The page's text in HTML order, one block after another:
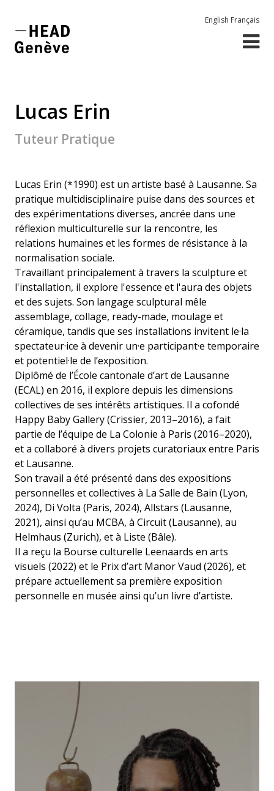
English Français
Lucas Erin
Tuteur Pratique
Lucas Erin (*1990) est un artiste basé à Lausanne. Sa
pratique multidisciplinaire puise dans des sources et
des expérimentations diverses, ancrée dans une
réflexion multiculturelle sur la rencontre, les
relations humaines et les formes de résistance à la
normalisation sociale.
Travaillant principalement à travers la sculpture et
l'installation, il explore l'essence et l'aura des objets
et des sujets. Son langage sculptural mêle
assemblage, collage, ready-made, moulage et
céramique, tandis que ses installations invitent le·la
spectateur·ice à devenir un·e participant·e temporaire
et potentiel·le de l’exposition.
Diplômé de l’École cantonale d’art de Lausanne
(ECAL) en 2016, il explore depuis les dimensions
collectives de ses intérêts artistiques. Il a cofondé
Happy Baby Gallery (Crissier, 2013–2016), a fait
partie de l’équipe de La Colonie à Paris (2016–2020),
et a collaboré à divers projets curatoriaux entre Paris
et Lausanne.
Son travail a été présenté dans des expositions
personnelles et collectives à La Salle de Bain (Lyon,
2024), Di Volta (Paris, 2024), Allstars (Lausanne,
2021), ainsi qu’au MCBA, à Circuit (Lausanne), au
Helmhaus (Zurich), et à Liste (Bâle).
Il a reçu la Bourse culturelle Leenaards en arts
visuels (2022) et le Prix d’art Manor Vaud (2026), et
prépare actuellement sa première exposition
personnelle en musée ainsi qu’un livre d’artiste.